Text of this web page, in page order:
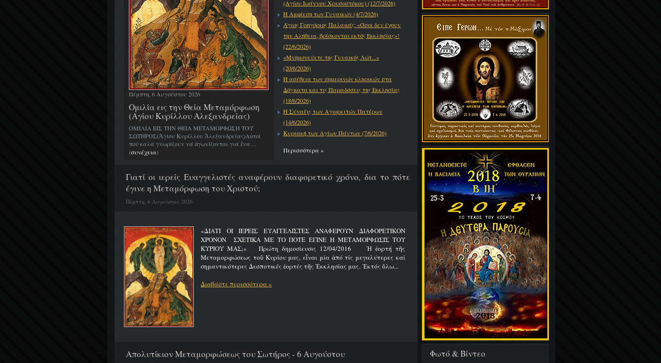
Φωτό & Βίντεο
Πέμπτη, 6 Αυγούστου 2026
Ομιλία εις την Θεία Μεταμόρφωση
(Αγίου Κυρίλλου Αλεξανδρείας)
ΟΜΙΛΙΑ ΕΙΣ ΤΗΝ ΘΕΙΑ ΜΕΤΑΜΟΡΦΩΣΗ ΤΟΥ
ΣΩΤΗΡΟΣ(Ἁγίου Κυρίλλου Ἀλεξανδρείας)Αὐτοί
πού καλά γνωρίζουν νά ἀγωνίζονται γιά ἕνα ...
(συνέχεια)
(Αγίου Ιωάννου Χρυσοστόμου) (12/7/2026)
Η Αμφίεση των Γυναικών (4/7/2026)
Άγιος Γρηγόριος Παλαμάς: «Όσοι δεν έχουν
την Αλήθεια, βρίσκονται εκτός Εκκλησίας»!
(22/6/2026)
«Μνημονεύετε της Γυναικός Λώτ...»
(20/6/2026)
Η ασέβεια των σημερινών κληρικών στα
Δόγματα και τις Παραδόσεις της Εκκλησίας
(18/6/2026)
Η Σύναξις των Αγιορειτών Πατέρων
(14/6/2026)
Κυριακή των Αγίων Πάντων (7/6/2026)
Περισσότερα »
Γιατί οι ιερείς Ευαγγελιστές αναφέρουν διαφορετικό χρόνο, δια το πότε
έγινε η Μεταμόρφωση του Χριστού;
Πέμπτη, 6 Αυγούστου 2026
«ΔΙΑΤΙ ΟΙ ΙΕΡΕΙΣ ΕΥΑΓΓΕΛΙΣΤΕΣ ΑΝΑΦΕΡΟΥΝ ΔΙΑΦΟΡΕΤΙΚΟΝ
ΧΡΟΝΟΝ ΣΧΕΤΙΚΑ ΜΕ ΤΟ ΠΟΤΕ ΕΓΙΝΕ Η ΜΕΤΑΜΟΡΦΩΣΙΣ ΤΟΥ
ΚΥΡΙΟΥ ΜΑΣ;» Πρώτη δημοσίευσις 12/04/2016 Ἡ ἑορτή τῆς
Μεταμορφώσεως τοῦ Κυρίου μας, εἶναι μία ἀπό τίς μεγαλύτερες καί
σημαντικότερες Δεσποτικές ἑορτές τῆς Ἐκκλησίας μας. Ἐκτός ὅλω...
Διαβάστε περισσότερα »
Απολυτίκιον Μεταμορφώσεως του Σωτήρος - 6 Αυγούστου